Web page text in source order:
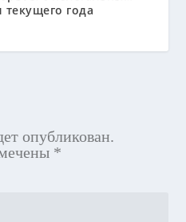
текущего года
опубликован.
*